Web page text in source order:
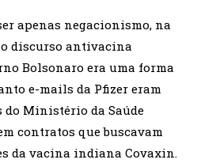
apenas negacionismo, na
discurso antivacina
Bolsonaro era uma forma
e-mails da Pfizer eram
do Ministério da Saúde
contratos que buscavam
da vacina indiana Covaxin.